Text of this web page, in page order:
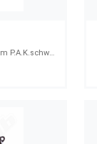
Firat Magnum Schreckschusspi. 9mm P.A.K.schwarz